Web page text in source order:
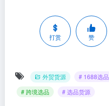
打赏 赞
外贸货源 # 1688选品
# 跨境选品
# 选品货源